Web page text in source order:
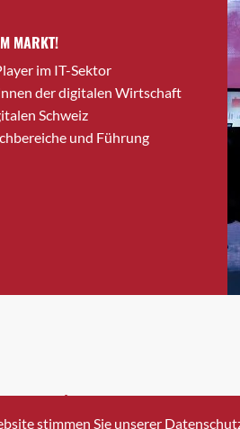
MARKT!
im IT-Sektor
der digitalen Wirtschaft
Schweiz
und Führung
+41 43 336 40 20
stimmen Sie unserer